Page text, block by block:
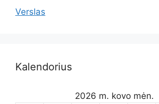
Verslas
Kalendorius
2026 m. kovo mėn.